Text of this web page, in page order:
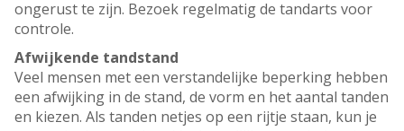
ongerust te zijn. Bezoek regelmatig de tandarts voor
controle.
Afwijkende tandstand
Veel mensen met een verstandelijke beperking hebben
een afwijking in de stand, de vorm en het aantal tanden
en kiezen. Als tanden netjes op een rijtje staan, kun je